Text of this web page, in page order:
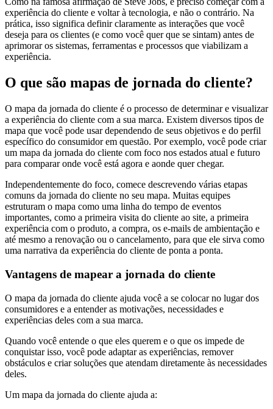
experiência do cliente e voltar à tecnologia, e não o contrário. Na
prática, isso significa definir claramente as interações que você
deseja para os clientes (e como você quer que se sintam) antes de
aprimorar os sistemas, ferramentas e processos que viabilizam a
experiência.
O que são mapas de jornada do cliente?
O mapa da jornada do cliente é o processo de determinar e visualizar
a experiência do cliente com a sua marca. Existem diversos tipos de
mapa que você pode usar dependendo de seus objetivos e do perfil
específico do consumidor em questão. Por exemplo, você pode criar
um mapa da jornada do cliente com foco nos estados atual e futuro
para comparar onde você está agora e aonde quer chegar.
Independentemente do foco, comece descrevendo várias etapas
comuns da jornada do cliente no seu mapa. Muitas equipes
estruturam o mapa como uma linha do tempo de eventos
importantes, como a primeira visita do cliente ao site, a primeira
experiência com o produto, a compra, os e-mails de ambientação e
até mesmo a renovação ou o cancelamento, para que ele sirva como
uma narrativa da experiência do cliente de ponta a ponta.
Vantagens de mapear a jornada do cliente
O mapa da jornada do cliente ajuda você a se colocar no lugar dos
consumidores e a entender as motivações, necessidades e
experiências deles com a sua marca.
Quando você entende o que eles querem e o que os impede de
conquistar isso, você pode adaptar as experiências, remover
obstáculos e criar soluções que atendam diretamente às necessidades
deles.
Um mapa da jornada do cliente ajuda a: